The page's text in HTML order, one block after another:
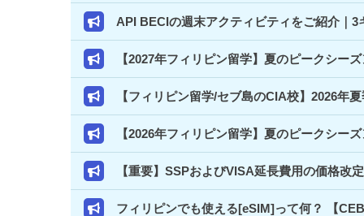
API BECIの週末アクティビティをご紹介｜
【2027年フィリピン留学】夏のピークシー
【フィリピン留学/セブ島のCIA校】2026年
【2026年フィリピン留学】夏のピークシー
【重要】SSPおよびVISA延長費用の価格改
フィリピンでも使える[eSIM]って何？ 【